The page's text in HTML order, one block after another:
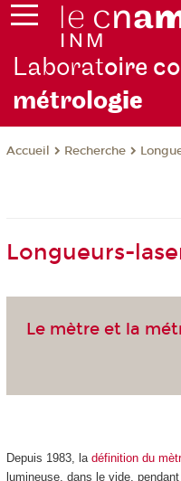
Laboratoire
métrologie
Accueil Recherche
Longueurs-
Le mètre et la
Depuis 1983, la définition du
lumineuse, dans le vide,